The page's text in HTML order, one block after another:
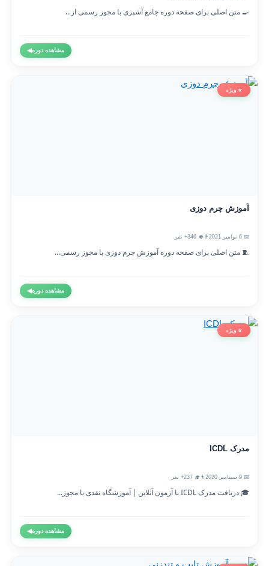
🍳 متن اصلی برای صفحه دوره جامع آشپزی با مجوز رسمی از...
مشاهده دوره◀
⭐ ویژه
آموزش چرم دوزی
👨‍🎓 346+ نفر
🧵 متن اصلی برای صفحه دوره آموزش چرم دوزی با مجوز رسمی...
مشاهده دوره◀
⭐ ویژه
مدرک ICDL
👨‍🎓 237+ نفر
🎓 دریافت مدرک ICDL با آزمون آنلاین | آموزشگاه نقدی با مجوز...
مشاهده دوره◀